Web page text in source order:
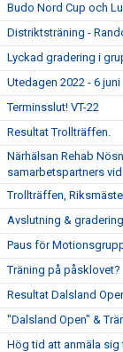
Budo Nord Cup och
Distriktsträning -
Lyckad gradering i
Utedagen 2022 - 6 juni
Terminsslut! VT-22
Resultat Trollträffen.
Närhälsan Rehab
samarbetspartners
Trollträffen,
Avslutning &
Paus för
Träning på påsklovet?
Resultat Dalsland
"Dalsland Open" &
Hög tid att anmäla sig